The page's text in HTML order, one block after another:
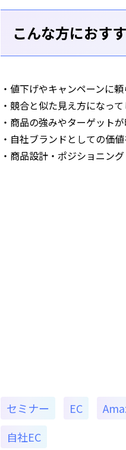
こんな方におす
・値下げやキャンペーンに
・競合と似た見え方になっ
・商品の強みやターゲット
・自社ブランドとしての価
・商品設計・ポジショニン
セミナー EC
自社EC